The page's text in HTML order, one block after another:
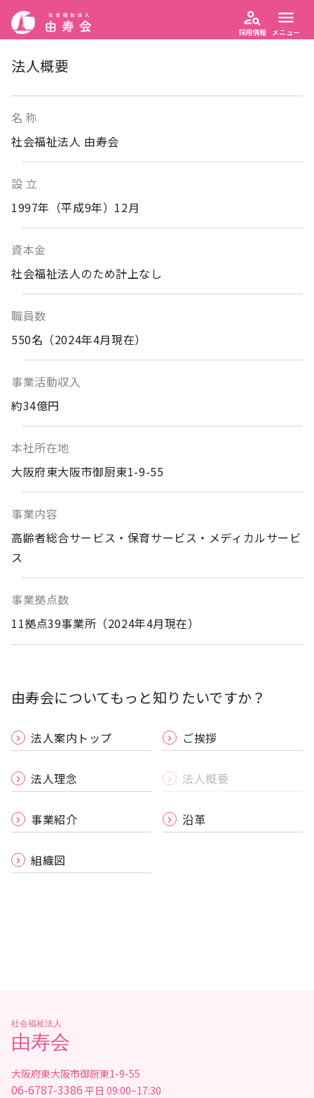
person_search
採用情報
menu
メニュー
法人概要
名 称
社会福祉法人 由寿会
設 立
1997年（平成9年）12月
資本金
社会福祉法人のため計上なし
職員数
550名（2024年4月現在）
事業活動収入
約34億円
本社所在地
大阪府東大阪市御厨東1-9-55
事業内容
高齢者総合サービス・保育サービス・メディカルサービ
ス
事業拠点数
11拠点39事業所（2024年4月現在）
由寿会についてもっと知りたいですか？
法人案内トップ
keyboard_arrow_right ご挨拶
keyboard_arrow_right
法人理念
keyboard_arrow_right 法人概要
keyboard_arrow_right
事業紹介
keyboard_arrow_right 沿革
keyboard_arrow_right
組織図
keyboard_arrow_right
社会福祉法人
由寿会
大阪府東大阪市御厨東1-9-55
06-6787-3386 平日 09:00~17:30